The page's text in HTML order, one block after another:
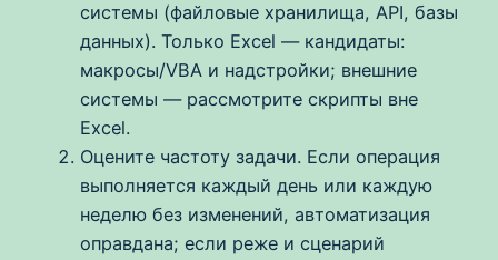
системы (файловые хранилища, API, базы
данных). Только Excel — кандидаты:
макросы/VBA и надстройки; внешние
системы — рассмотрите скрипты вне
Excel.
Оцените частоту задачи. Если операция
выполняется каждый день или каждую
неделю без изменений, автоматизация
оправдана; если реже и сценарий